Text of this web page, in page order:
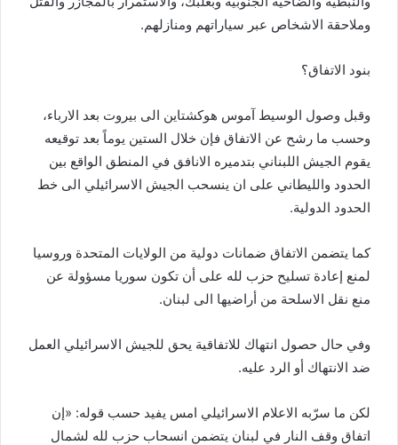
وملاحقة الاشخاص عبر سياراتهم ومنازلهم.
بنود الاتفاق؟
وقبل وصول الوسيط آموس هوكشتاين الى بيروت بعد الارباء،
وحسب ما رشح عن الاتفاق فإن خلال الستين يوماً بعد توقيعه
يقوم الجيش اللبناني بتدميره الانافق في المنطق الواقع بين
الحدود والليطاني على ان ينسحب الجيش الاسرائيلي الى خط
الحدود الدولية.
كما يتضمن الاتفاق ضمانات دولية من الولايات المتحدة وروسيا
لمنع إعادة تسليح حزب لله على أن تكون سوريا مسؤولة عن
منع نقل الاسلحة من أراضيها الى لبنان.
وفي حال حصول انتهاك للاتفاقية يحق للجيش الاسرائيلي العمل
ضد الانتهاك أو الرد عليه.
لكن ما سرّبه الاعلام الاسرائيلي امس يفيد حسب قوله: «إن
اتفاق وقف النار في لبنان يتضمن انسحاب حزب لله لشمال